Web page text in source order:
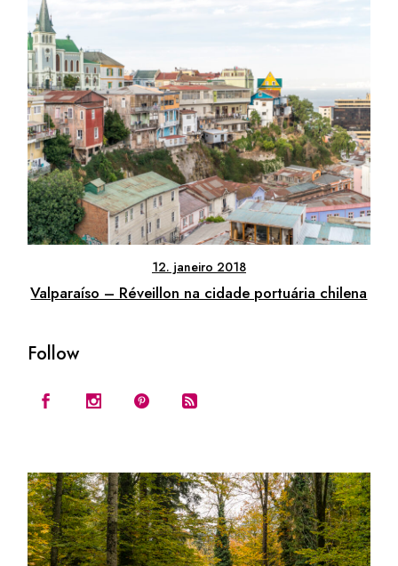
12. janeiro 2018
Valparaíso – Réveillon na cidade portuária chilena
Follow